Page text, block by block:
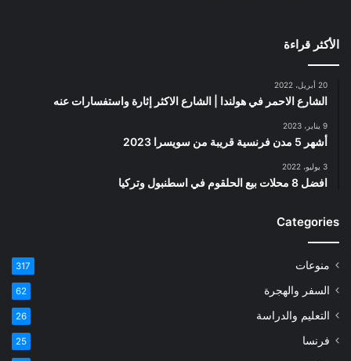
الأكثر قراءة
20 أبريل، 2022
الشارع الاحمر في هولندا | الشارع الاكثر إثارة واستفسارات عنه
9 يناير، 2023
أشهر 5 مدن فرنسية قريبة من سويسرا 2023
3 يوليو، 2022
افضل 8 محلات بيع الحلقوم في اسطنبول وتركيا
Categories
منوعات 317
السفر والهجرة 62
التعليم والدراسة 26
فرنسا 25